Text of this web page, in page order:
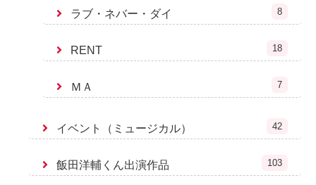
ラブ・ネバー・ダイ 8
RENT 18
ＭＡ 7
イベント（ミュージカル） 42
飯田洋輔くん出演作品 103